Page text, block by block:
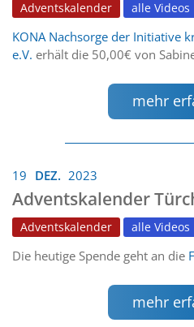
Adventskalender alle Videos
KONA Nachsorge der Initiative
e.V. erhält die 50,00€ von
mehr
19 DEZ. 2023
Adventskalender
Adventskalender alle Videos
Die heutige Spende geht an die
mehr